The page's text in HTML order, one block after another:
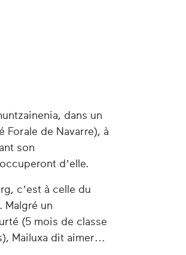
dans un
Forale de Navarre), à
son
d’elle.
c’est à celle du
Malgré un
(5 mois de classe
Mailuxa dit aimer